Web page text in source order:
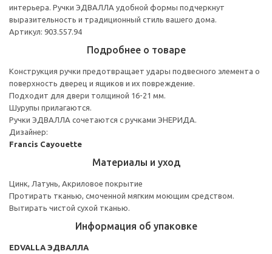
интерьера. Ручки ЭДВАЛЛА удобной формы подчеркнут
выразительность и традиционный стиль вашего дома.
Артикул: 903.557.94
Подробнее о товаре
Конструкция ручки предотвращает удары подвесного элемента о
поверхность дверец и ящиков и их повреждение.
Подходит для двери толщиной 16-21 мм.
Шурупы прилагаются.
Ручки ЭДВАЛЛА сочетаются с ручками ЭНЕРИДА.
Дизайнер:
Francis Cayouette
Материалы и уход
Цинк, Латунь, Акриловое покрытие
Протирать тканью, смоченной мягким моющим средством.
Вытирать чистой сухой тканью.
Информация об упаковке
EDVALLA ЭДВАЛЛА